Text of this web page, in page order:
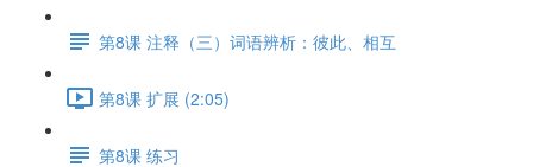
第8课 注释（三）词语辨析：彼此、相互
第8课 扩展 (2:05)
第8课 练习